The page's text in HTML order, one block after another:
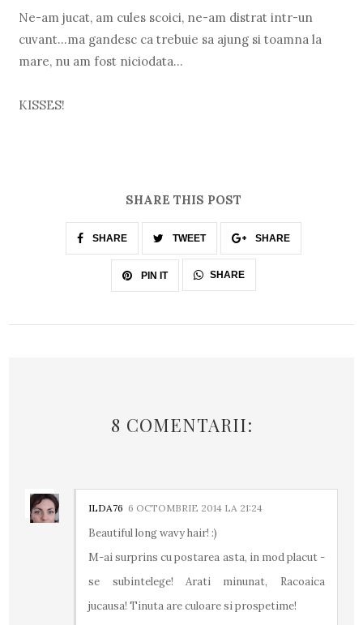
Ne-am jucat, am cules scoici, ne-am distrat intr-un
cuvant...ma gandesc ca trebuie sa ajung si toamna la
mare, nu am fost niciodata...
KISSES!
SHARE THIS POST
SHARE TWEET SHARE
PIN IT SHARE
8 COMENTARII:
ILDA76 6 OCTOMBRIE 2014 LA 21:24
Beautiful long wavy hair! :)
M-ai surprins cu postarea asta, in mod placut -
se subintelege! Arati minunat, Racoaica
jucausa! Tinuta are culoare si prospetime!